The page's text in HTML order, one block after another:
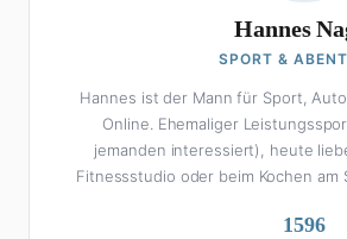
Hannes
SPORT &
Hannes ist der Mann für Sport,
Online. Ehemaliger
jemanden interessiert), heute
Fitnessstudio oder beim Kochen am
UFC oder Olympia – Hannes liefert
1596